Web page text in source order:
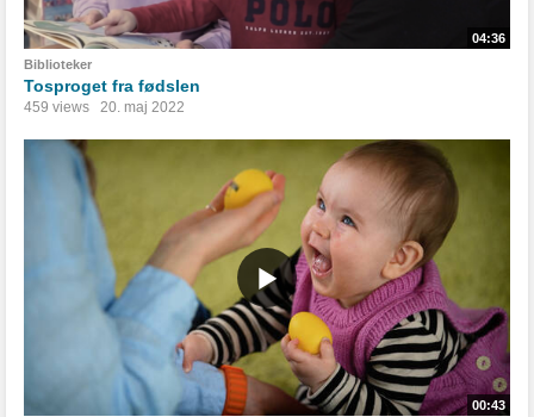
04:36
Biblioteker
Tosproget fra fødslen
459 views 20. maj 2022
00:43